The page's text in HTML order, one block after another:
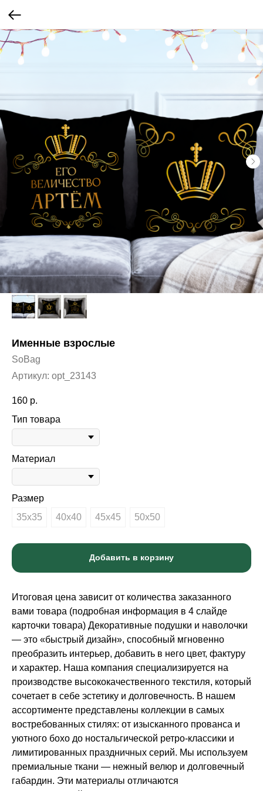
Именные взрослые
SoBag
Артикул: opt_23143
160 р.
Тип товара
Материал
Размер
35х35
40х40 45х45 50х50
Добавить в корзину
Итоговая цена зависит от количества заказанного
вами товара (подробная информация в 4 слайде
карточки товара) Декоративные подушки и наволочки
— это «быстрый дизайн», способный мгновенно
преобразить интерьер, добавить в него цвет, фактуру
и характер. Наша компания специализируется на
производстве высококачественного текстиля, который
сочетает в себе эстетику и долговечность. В нашем
ассортименте представлены коллекции в самых
востребованных стилях: от изысканного прованса и
уютного бохо до ностальгической ретро-классики и
лимитированных праздничных серий. Мы используем
премиальные ткани — нежный велюр и долговечный
габардин. Эти материалы отличаются